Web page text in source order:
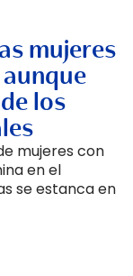
mujeres
los
mujeres con
en el
se estanca en